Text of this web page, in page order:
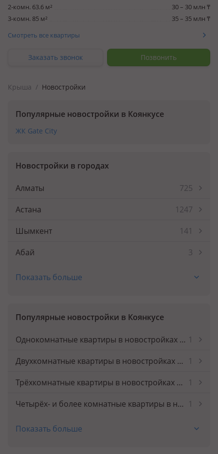
2-комн. 63.6 м²
30 – 30 млн ₸
3-комн. 85 м²
35 – 35 млн ₸
Смотреть все квартиры
Заказать звонок Позвонить
Крыша / Новостройки
Популярные новостройки в Коянкусе
ЖК Gate City
Новостройки в городах
Алматы
725
Астана
1247
Шымкент
141
Абай
3
Абай
Аксай
Аксу
2
Актау
190
Актобе
107
Атбасар
1
Атырау
Показать больше
Популярные новостройки в Коянкусе
Однокомнатные квартиры в новостройках Коянкуса 1
Двухкомнатные квартиры в новостройках Коянкуса
1
Трёхкомнатные квартиры в новостройках Коянкуса
1
Четырёх- и более комнатные квартиры в новостройках Коянкуса
1
Квартиры в чистовой отделке в Коянкусе
Показать больше